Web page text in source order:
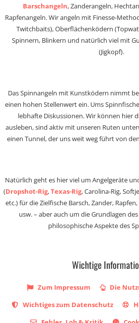
Barschangeln, Zanderangeln,
Rapfenangeln. Wir angeln mit Finesse-
Twitchbaits), Oberflächenködern
Spinnern, Blinkern und natürlich viel mit
(Jigkopf).
Das Spinnangeln mit Kunstködern nimmt
einen hohen Stellenwert ein. Ums
lebhafte Diskussionen. Wir können hier
ausleben, sind aktiv mit unseren Ruten
einen Tunnel, der uns weit weg führt von
Natürlich geht es hier viel um Angelgeräte
(Dropshot-Rig,Texas-Rig, Carolina-Rig,
etc.) für die Zielfische Barsch, Zander,
usw. – aber auch um die Grundlagen
philosophische Aspekte des
Wichtige
Zum Impressum
Die
Wichtiges zum Datenschutz